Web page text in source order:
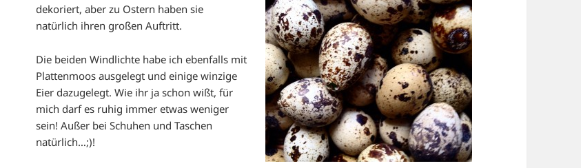
dekoriert, aber zu Ostern haben sie
natürlich ihren großen Auftritt.
Die beiden Windlichte habe ich ebenfalls mit
Plattenmoosausgelegt und einige winzige
Eier dazugelegt. Wie ihr ja schon wißt, für
mich darf es ruhig immer etwas weniger
sein! Außer bei Schuhen und Taschen
natürlich…;)!